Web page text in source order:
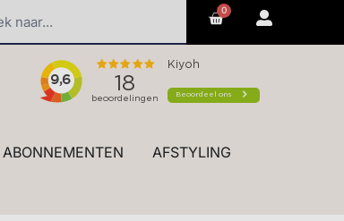
en advies in de winkel
0
ABONNEMENTEN
AFSTYLING